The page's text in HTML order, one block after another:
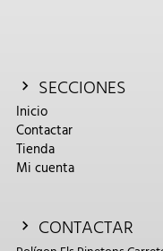
SECCIONES
Inicio
Contactar
Tienda
Mi cuenta
CONTACTAR